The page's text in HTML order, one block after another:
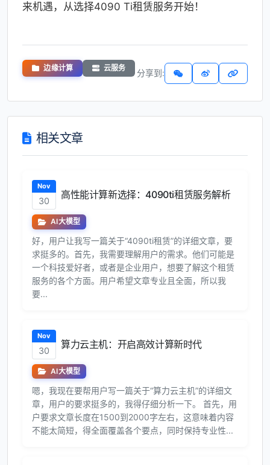
来机遇，从选择4090 Ti租赁服务开始！
边缘计算 云服务 分享到:
相关文章
Nov
30
高性能计算新选择：4090ti租赁服务解析
AI大模型
好，用户让我写一篇关于“4090ti租赁”的详细文章，要
求挺多的。首先，我需要理解用户的需求。他们可能是
一个科技爱好者，或者是企业用户，想要了解这个租赁
服务的各个方面。用户希望文章专业且全面，所以我
要...
Nov
30
算力云主机：开启高效计算新时代
AI大模型
嗯，我现在要帮用户写一篇关于“算力云主机”的详细文
章，用户的要求挺多的，我得仔细分析一下。 首先，用
户要求文章长度在1500到2000字左右，这意味着内容
不能太简短，得全面覆盖各个要点，同时保持专业性...